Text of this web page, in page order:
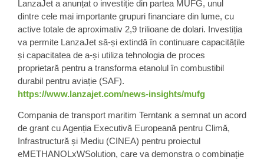
LanzaJet a anunțat o investiție din partea MUFG, unul
dintre cele mai importante grupuri financiare din lume, cu
active totale de aproximativ 2,9 trilioane de dolari. Investiția
va permite LanzaJet să-și extindă în continuare capacitățile
și capacitatea de a-și utiliza tehnologia de proces
proprietară pentru a transforma etanolul în combustibil
durabil pentru aviație (SAF).
https://www.lanzajet.com/news-insights/mufg
Compania de transport maritim Terntank a semnat un acord
de grant cu Agenția Executivă Europeană pentru Climă,
Infrastructură și Mediu (CINEA) pentru proiectul
eMETHANOLxWSolution, care va demonstra o combinație